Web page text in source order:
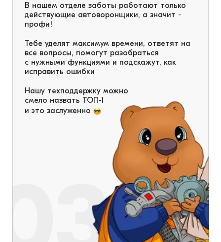
В нашем отделе заботы работают только
действующие автоворонщики, а значит -
профи!
Тебе уделят максимум времени, ответят на
все вопросы, помогут разобраться
с нужными функциями и подскажут, как
исправить ошибки
Нашу техподдержку можно
смело назвать ТОП-1
и это заслуженно